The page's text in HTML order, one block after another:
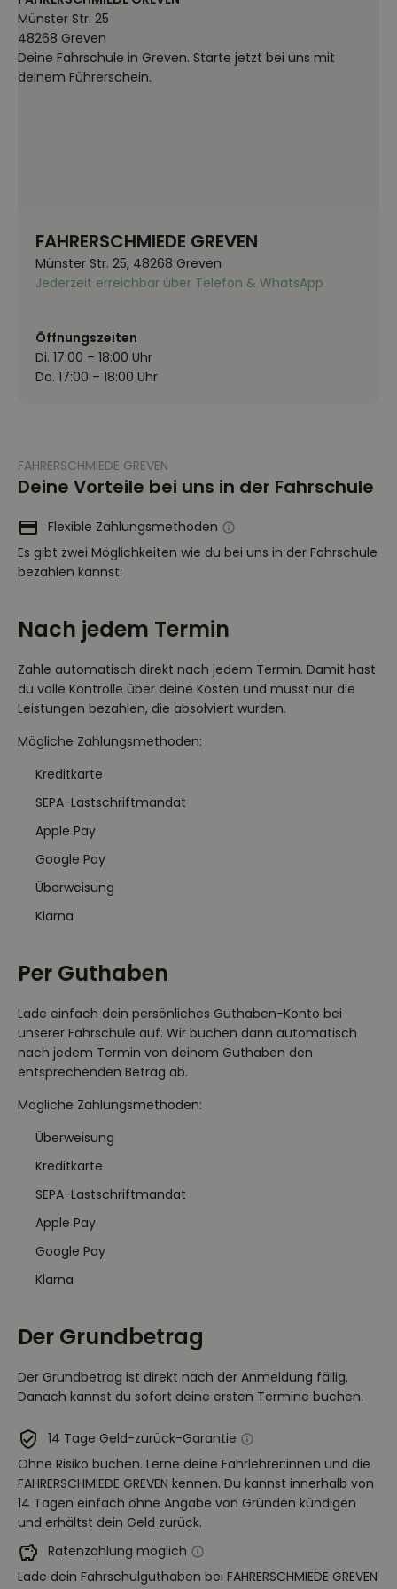
Münster Str. 25
48268 Greven
Deine Fahrschule in Greven. Starte jetzt bei uns mit
deinem Führerschein.
FAHRERSCHMIEDE GREVEN
Münster Str. 25, 48268 Greven
Jederzeit erreichbar über Telefon & WhatsApp
Öffnungszeiten
Di. 17:00 – 18:00 Uhr
Do. 17:00 – 18:00 Uhr
FAHRERSCHMIEDE GREVEN
Deine Vorteile bei uns in der Fahrschule
Flexible Zahlungsmethoden
Es gibt zwei Möglichkeiten wie du bei uns in der Fahrschule
bezahlen kannst:
Nach jedem Termin
Zahle automatisch direkt nach jedem Termin. Damit hast
du volle Kontrolle über deine Kosten und musst nur die
Leistungen bezahlen, die absolviert wurden.
Mögliche Zahlungsmethoden:
Kreditkarte
SEPA-Lastschriftmandat
Apple Pay
Google Pay
Überweisung
Klarna
Per Guthaben
Lade einfach dein persönliches Guthaben-Konto bei
unserer Fahrschule auf. Wir buchen dann automatisch
nach jedem Termin von deinem Guthaben den
entsprechenden Betrag ab.
Mögliche Zahlungsmethoden:
Überweisung
Kreditkarte
SEPA-Lastschriftmandat
Apple Pay
Google Pay
Klarna
Der Grundbetrag
Der Grundbetrag ist direkt nach der Anmeldung fällig.
Danach kannst du sofort deine ersten Termine buchen.
14 Tage Geld-zurück-Garantie
Ohne Risiko buchen. Lerne deine Fahrlehrer:innen und die
FAHRERSCHMIEDE GREVEN kennen. Du kannst innerhalb von
14 Tagen einfach ohne Angabe von Gründen kündigen
und erhältst dein Geld zurück.
Ratenzahlung möglich
Lade dein Fahrschulguthaben bei FAHRERSCHMIEDE GREVEN